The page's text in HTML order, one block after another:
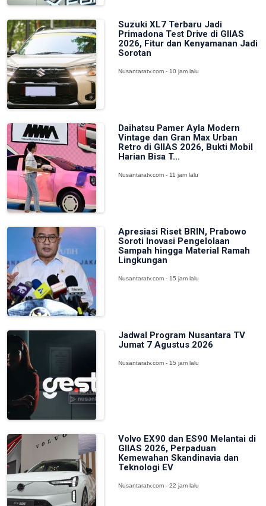
Suzuki XL7 Terbaru Jadi
Primadona Test Drive di GIIAS
2026, Fitur dan Kenyamanan Jadi
Sorotan
Nusantaratv.com - 10 jam lalu
Daihatsu Pamer Ayla Modern
Vintage dan Gran Max Urban
Retro di GIIAS 2026, Bukti Mobil
Harian Bisa T...
Nusantaratv.com - 11 jam lalu
Apresiasi Riset BRIN, Prabowo
Soroti Inovasi Pengelolaan
Sampah hingga Material Ramah
Lingkungan
Nusantaratv.com - 15 jam lalu
Jadwal Program Nusantara TV
Jumat 7 Agustus 2026
Nusantaratv.com - 15 jam lalu
Volvo EX90 dan ES90 Melantai di
GIIAS 2026, Perpaduan
Kemewahan Skandinavia dan
Teknologi EV
Nusantaratv.com - 22 jam lalu